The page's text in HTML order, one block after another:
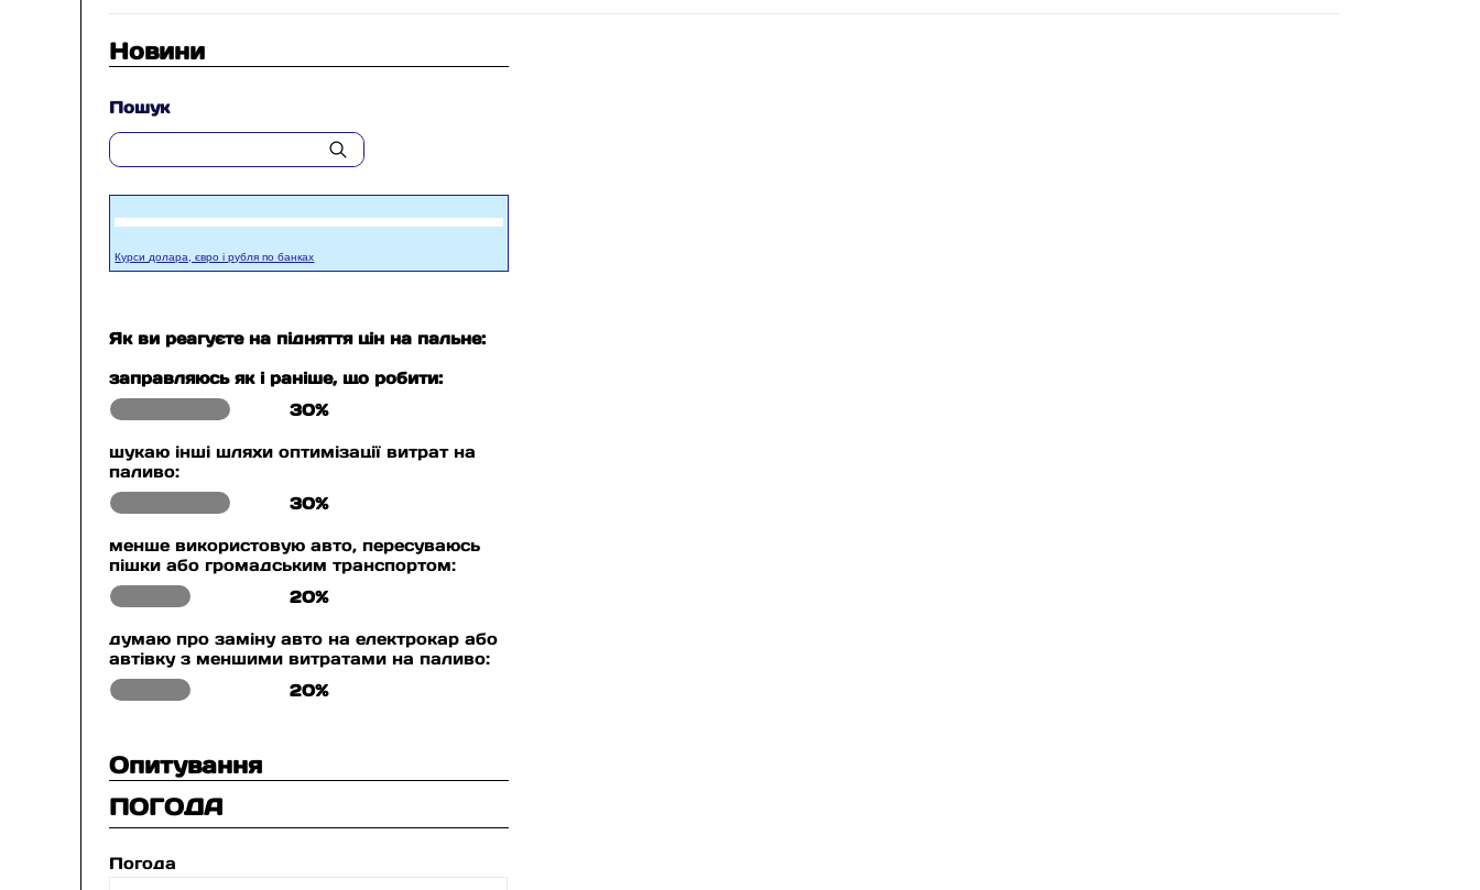
Новини
Пошук
Курси долара, євро і рубля по банках
Як ви реагуєте на підняття цін на пальне:
заправляюсь як і раніше, що робити:
30%
шукаю інші шляхи оптимізації витрат на
паливо:
30%
менше використовую авто, пересуваюсь
пішки або громадським транспортом:
20%
думаю про заміну авто на електрокар або
автівку з меншими витратами на паливо:
20%
Опитування
ПОГОДА
Погода